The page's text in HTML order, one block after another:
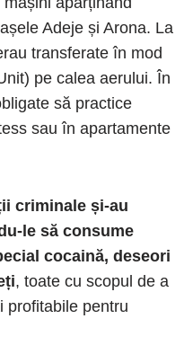
Adeje și Arona. La
transferate în mod
pe calea aerului. În
să practice
sau în apartamente
criminale și-au
le să consume
cocaină, deseori
, toate cu scopul de a
profitabile pentru